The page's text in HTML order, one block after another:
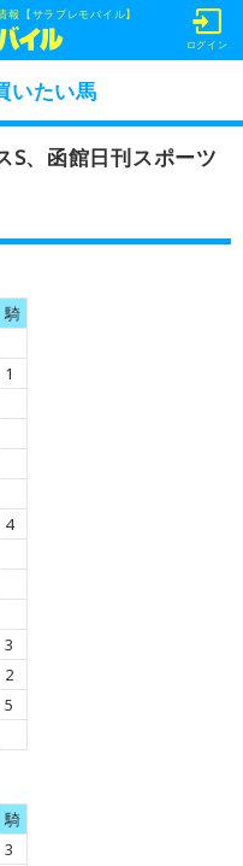
【サラブレモバイル】
ログイン
いたい馬
S、函館日刊スポーツ
騎
1
4
3
2
5
騎
3